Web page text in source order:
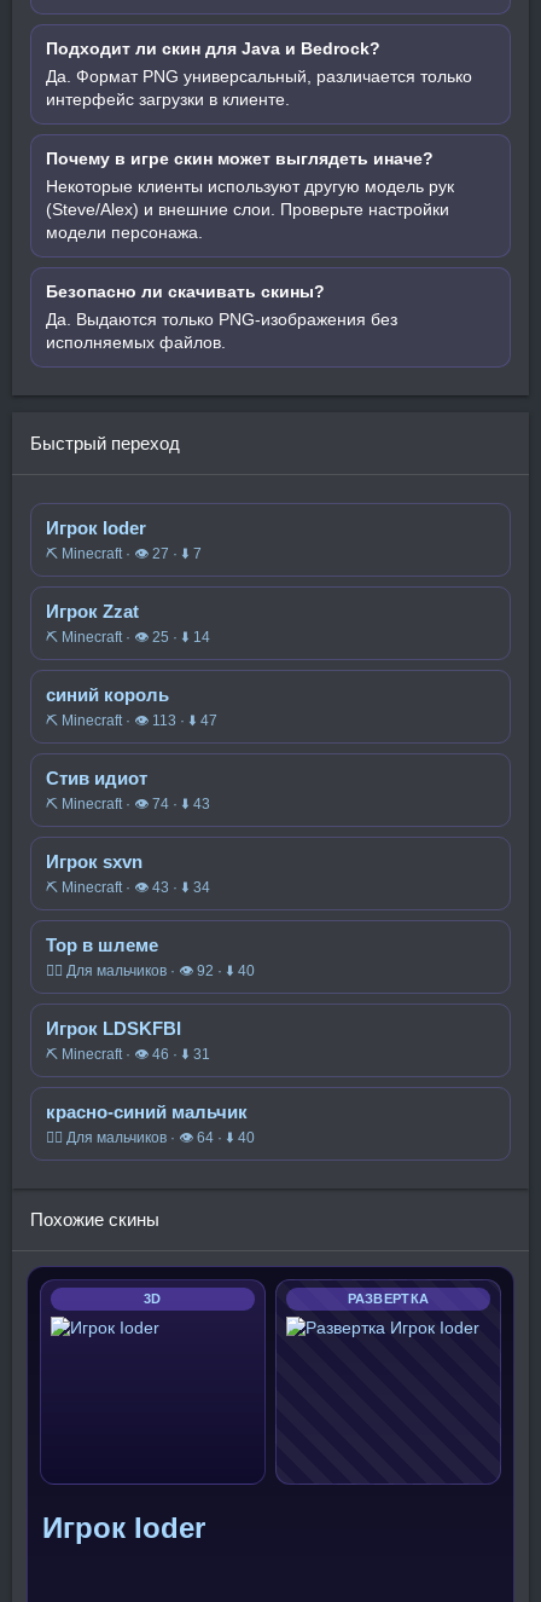
Подходит ли скин для Java и Bedrock?
Да. Формат PNG универсальный, различается только
интерфейс загрузки в клиенте.
Почему в игре скин может выглядеть иначе?
Некоторые клиенты используют другую модель рук
(Steve/Alex) и внешние слои. Проверьте настройки
модели персонажа.
Безопасно ли скачивать скины?
Да. Выдаются только PNG-изображения без
исполняемых файлов.
Быстрый переход
Игрок Ioder
⛏️ Minecraft · 👁 27 · ⬇ 7
Игрок Zzat
⛏️ Minecraft · 👁 25 · ⬇ 14
синий король
⛏️ Minecraft · 👁 113 · ⬇ 47
Стив идиот
⛏️ Minecraft · 👁 74 · ⬇ 43
Игрок sxvn
⛏️ Minecraft · 👁 43 · ⬇ 34
Тор в шлеме
🧍‍♂️ Для мальчиков · 👁 92 · ⬇ 40
Игрок LDSKFBI
⛏️ Minecraft · 👁 46 · ⬇ 31
красно-синий мальчик
🧍‍♂️ Для мальчиков · 👁 64 · ⬇ 40
Похожие скины
3D РАЗВЕРТКА
Игрок Ioder